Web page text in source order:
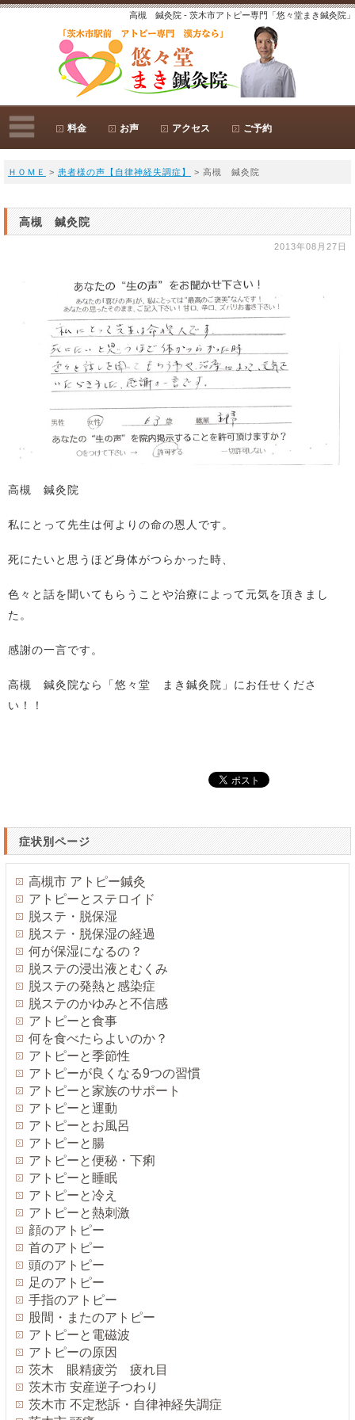
高槻 鍼灸院 - 茨木市アトピー専門「悠々堂まき鍼灸院」
料金 お声 アクセス ご予約
ＨＯＭＥ > 患者様の声【自律神経失調症】 > 高槻 鍼灸院
高槻 鍼灸院
2013年08月27日
高槻 鍼灸院
私にとって先生は何よりの命の恩人です。
死にたいと思うほど身体がつらかった時、
色々と話を聞いてもらうことや治療によって元気を頂きまし
た。
感謝の一言です。
高槻 鍼灸院なら「悠々堂 まき鍼灸院」にお任せくださ
い！！
症状別ページ
高槻市 アトピー鍼灸
アトピーとステロイド
脱ステ・脱保湿
脱ステ・脱保湿の経過
何が保湿になるの？
脱ステの浸出液とむくみ
脱ステの発熱と感染症
脱ステのかゆみと不信感
アトピーと食事
何を食べたらよいのか？
アトピーと季節性
アトピーが良くなる9つの習慣
アトピーと家族のサポート
アトピーと運動
アトピーとお風呂
アトピーと腸
アトピーと便秘・下痢
アトピーと睡眠
アトピーと冷え
アトピーと熱刺激
顔のアトピー
首のアトピー
頭のアトピー
足のアトピー
手指のアトピー
股間・またのアトピー
アトピーと電磁波
アトピーの原因
茨木 眼精疲労 疲れ目
茨木市 安産逆子つわり
茨木市 不定愁訴・自律神経失調症